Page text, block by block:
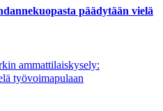
päädytään vielä
ammattilaiskysely:
työvoimapulaan